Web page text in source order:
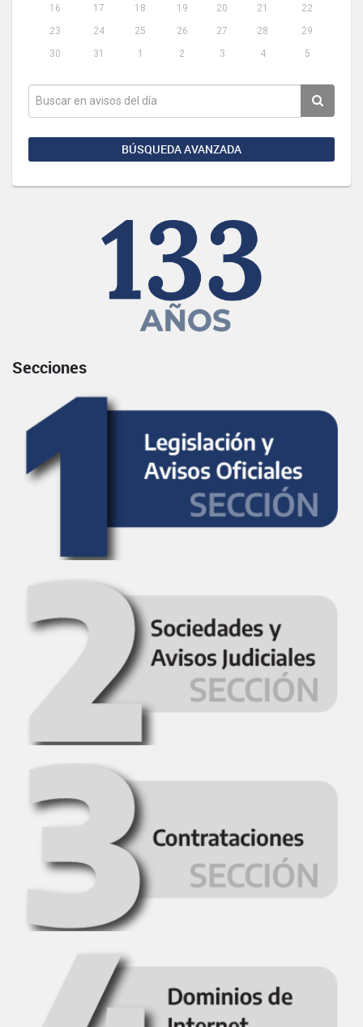
16
17 18 19 20 21
22
23
24 25 26 27 28
29
30
31 1 2 3 4 5
BÚSQUEDA AVANZADA
Secciones